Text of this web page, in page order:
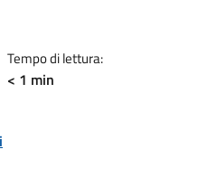
Tempo di lettura:
< 1 min